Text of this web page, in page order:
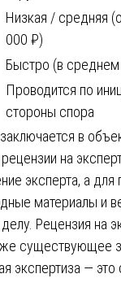
Низкая / средняя
000 ₽)
Быстро (в
Проводится по
стороны спора
в
на
эксперта, а для
материалы и
Рецензия на
существующее
экспертиза — это